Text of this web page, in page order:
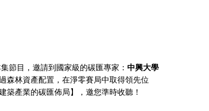
節目，邀請到國家級的碳匯專家： 中興大學
森林資產配置，在淨零賽局中取得領先位
產業的碳匯佈局】，邀您準時收聽！